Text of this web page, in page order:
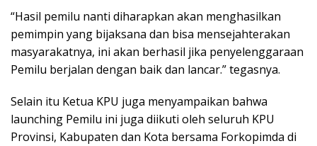
“Hasil pemilu nanti diharapkan akan menghasilkan
pemimpin yang bijaksana dan bisa mensejahterakan
masyarakatnya, ini akan berhasil jika penyelenggaraan
Pemilu berjalan dengan baik dan lancar.” tegasnya.
Selain itu Ketua KPU juga menyampaikan bahwa
launching Pemilu ini juga diikuti oleh seluruh KPU
Provinsi, Kabupaten dan Kota bersama Forkopimda di